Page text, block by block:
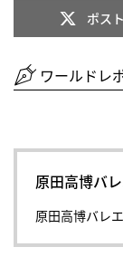
ポスト
ワールドレ
原田高博バ
原田高博バレ